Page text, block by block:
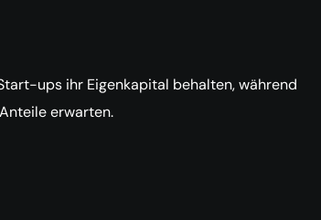
ups ihr Eigenkapital behalten, während
erwarten.